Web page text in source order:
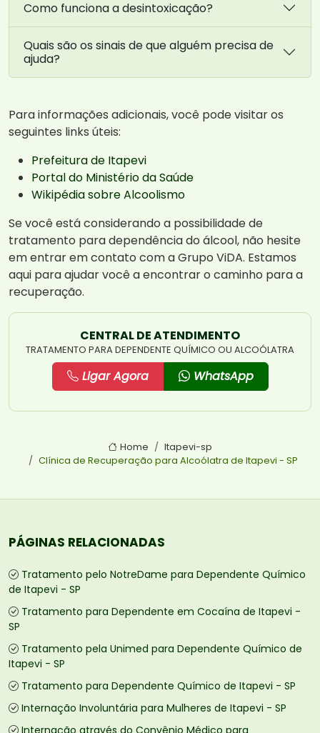
Como funciona a desintoxicação?
Quais são os sinais de que alguém precisa de
ajuda?
Para informações adicionais, você pode visitar os
seguintes links úteis:
Prefeitura de Itapevi
Portal do Ministério da Saúde
Wikipédia sobre Alcoolismo
Se você está considerando a possibilidade de
tratamento para dependência do álcool, não hesite
em entrar em contato com a Grupo ViDA. Estamos
aqui para ajudar você a encontrar o caminho para a
recuperação.
CENTRAL DE ATENDIMENTO
TRATAMENTO PARA DEPENDENTE QUÍMICO OU ALCOÓLATRA
Ligar Agora WhatsApp
Home
Itapevi-sp
Clínica de Recuperação para Alcoólatra de Itapevi - SP
PÁGINAS RELACIONADAS
Tratamento pelo NotreDame para Dependente Químico
de Itapevi - SP
Tratamento para Dependente em Cocaína de Itapevi -
SP
Tratamento pela Unimed para Dependente Químico de
Itapevi - SP
Tratamento para Dependente Químico de Itapevi - SP
Internação Involuntária para Mulheres de Itapevi - SP